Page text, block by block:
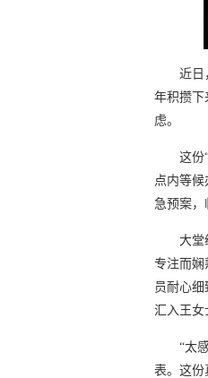
近日
年积攒下
虑。
这份
点内等
急预案，
大堂
专注而娴
员耐心
汇入王女
“太
表。这份